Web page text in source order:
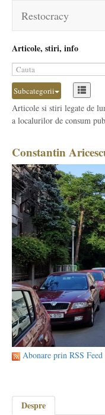
Restocracy
Articole, stiri, info
Subcategorii
Articole si stiri legate de
a localurilor de consum
Constantin
Abonare prin RSS
Despre